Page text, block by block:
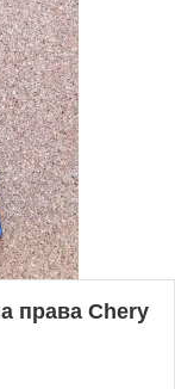
права Chery